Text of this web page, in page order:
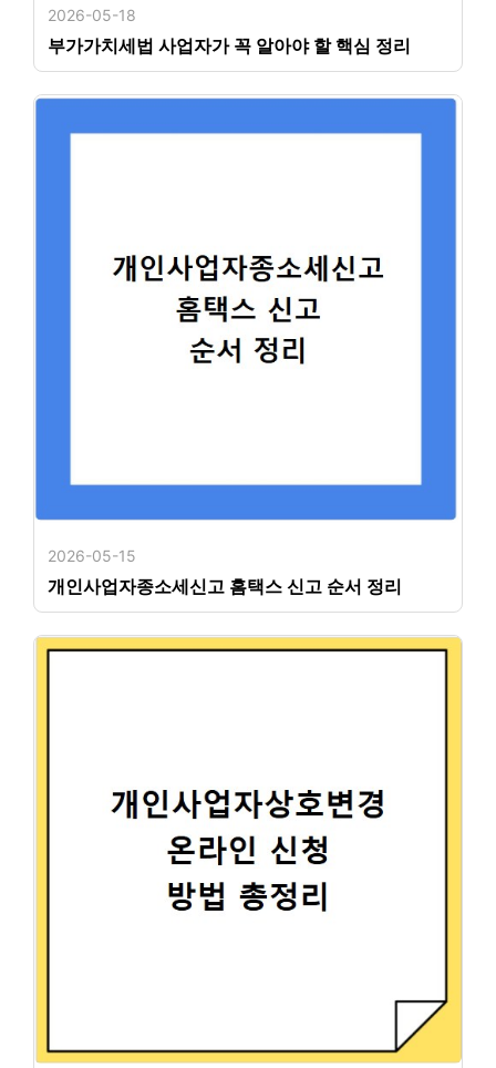
2026-05-18
부가가치세법 사업자가 꼭 알아야 할 핵심 정리
2026-05-15
개인사업자종소세신고 홈택스 신고 순서 정리